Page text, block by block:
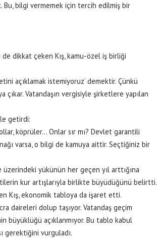
bilgi vermemek için tercih edilmiş bir
dikkat çeken Kış, kamu-özel iş birliği
açıklamak istemiyoruz’ demektir. Çünkü
çıkar. Vatandaşın vergisiyle şirketlere yapılan
getirdi:
köprüler… Onlar sır mı? Devlet garantili
varsa, o bilgi de kamuya aittir. Seçtiğiniz bir
yükünün her geçen yıl arttığına
kur artışlarıyla birlikte büyüdüğünü belirtti.
Kış, ekonomik tabloya da işaret etti.
daireleri dolup taşıyor. Vatandaş geçim
büyüklüğü açıklanmıyor. Bu tablo kabul
gerektiğini vurguladı.